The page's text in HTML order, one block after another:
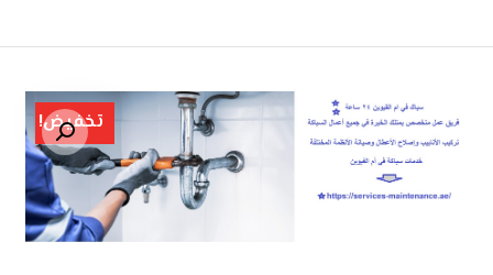
تكبير الصورةتخفيض!